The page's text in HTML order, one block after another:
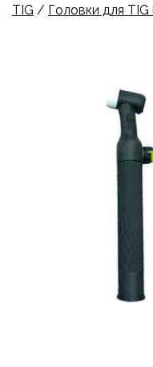
TIG / Головки для TIG